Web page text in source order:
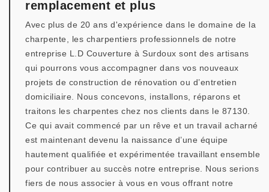
remplacement et plus
Avec plus de 20 ans d'expérience dans le domaine de la
charpente, les charpentiers professionnels de notre
entreprise L.D Couverture à Surdoux sont des artisans
qui pourrons vous accompagner dans vos nouveaux
projets de construction de rénovation ou d’entretien
domiciliaire. Nous concevons, installons, réparons et
traitons les charpentes chez nos clients dans le 87130.
Ce qui avait commencé par un rêve et un travail acharné
est maintenant devenu la naissance d’une équipe
hautement qualifiée et expérimentée travaillant ensemble
pour contribuer au succès notre entreprise. Nous serions
fiers de nous associer à vous en vous offrant notre